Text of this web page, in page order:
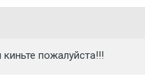
пожалуйста!!!